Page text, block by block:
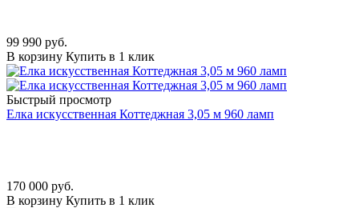
99 990 руб.
В корзину Купить в 1 клик
Быстрый просмотр
Елка искусственная Коттеджная 3,05 м 960 ламп
170 000 руб.
В корзину Купить в 1 клик